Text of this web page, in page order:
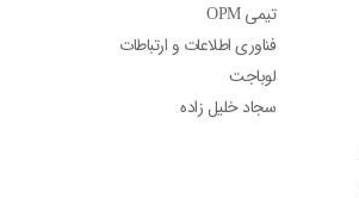
تیمی OPM
فناوری اطلاعات و ارتباطات
لوباجت
سجاد خلیل زاده